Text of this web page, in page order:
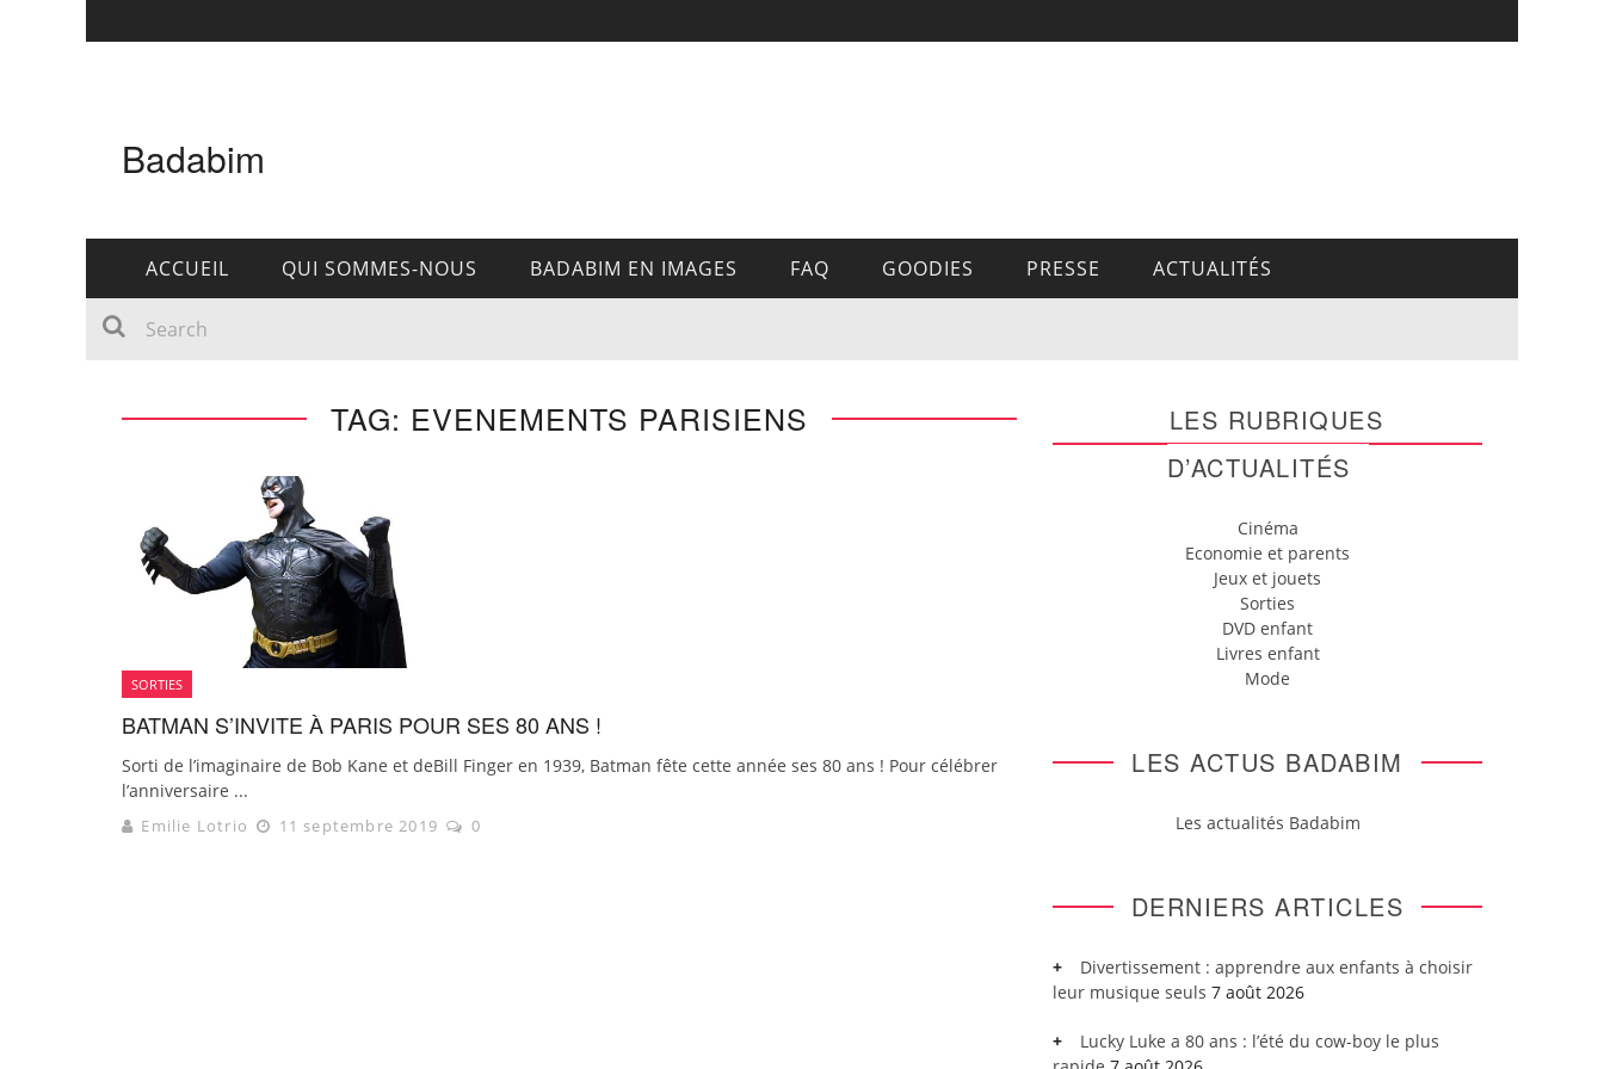
Badabim
ACCUEIL QUI SOMMES-NOUS BADABIM EN IMAGES FAQ GOODIES PRESSE ACTUALITÉS
TAG: EVENEMENTS PARISIENS
SORTIES
BATMAN S’INVITE À PARIS POUR SES 80 ANS !
Sorti de l’imaginaire de Bob Kane et deBill Finger en 1939, Batman fête cette année ses 80 ans ! Pour célébrer
l’anniversaire ...
Emilie Lotrio 11 septembre 2019 0
LES RUBRIQUES
D’ACTUALITÉS
Cinéma
Economie et parents
Jeux et jouets
Sorties
DVD enfant
Livres enfant
Mode
LES ACTUS BADABIM
Les actualités Badabim
DERNIERS ARTICLES
Divertissement : apprendre aux enfants à choisir
leur musique seuls 7 août 2026
Lucky Luke a 80 ans : l’été du cow-boy le plus